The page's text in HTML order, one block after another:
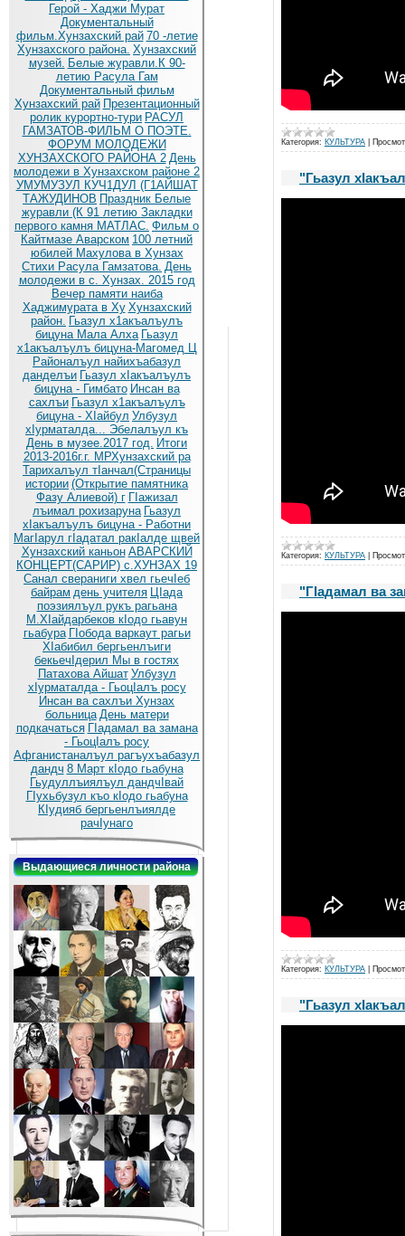
Герой - Хаджи Мурат
Документальный
фильм.Хунзахский рай 70 -летие
Хунзахского района. Хунзахский
музей. Белые журавли.К 90-
летию Расула Гам
Документальный фильм
Хунзахский рай Презентационный
ролик курортно-тури РАСУЛ
ГАМЗАТОВ-ФИЛЬМ О ПОЭТЕ.
ФОРУМ МОЛОДЕЖИ
ХУНЗАХСКОГО РАЙОНА 2 День
молодежи в Хунзахском районе 2
УМУМУЗУЛ КУЧ1ДУЛ (Г1АЙШАТ
ТАЖУДИНОВ Праздник Белые
журавли (К 91 летию Закладки
первого камня МАТЛАС. Фильм о
Кайтмазе Аварском 100 летний
юбилей Махулова в Хунзах
Стихи Расула Гамзатова. День
молодежи в с. Хунзах. 2015 год
Вечер памяти наиба
Хаджимурата в Ху Хунзахский
район. Гьазул х1акъалъулъ
бицуна Мала Алха Гьазул
х1акъалъулъ бицуна-Магомед Ц
Районалъул найихъабазул
данделъи Гьазул хIакъалъулъ
бицуна - Гимбато Инсан ва
сахлъи Гьазул х1акъалъулъ
бицуна - ХIайбул Улбузул
хIурматалда... Эбелалъул къ
День в музее.2017 год. Итоги
2013-2016г.г. МРХунзахский ра
Тарихалъул тIанчал(Страницы
истории (Открытие памятника
Фазу Алиевой) г ГIажизал
лъимал рохизаруна Гьазул
хIакъалъулъ бицуна - Работни
МагIарул гIадатал ракIалде щвей
Хунзахский каньон АВАРСКИЙ
КОНЦЕРТ(САРИР) с.ХУНЗАХ 19
Санал свераниги хвел гьечIеб
байрам день учителя ЦIада
поэзиялъул рукъ рагьана
М.ХIайдарбеков кIодо гьавун
гьабура ГIобода варкаут рагьи
ХIабибил бергьенлъиги
бекьечIдерил Мы в гостях
Патахова Айшат Улбузул
хIурматалда - ГьоцIалъ росу
Инсан ва сахлъи Хунзах
больница День матери
подкачаться ГIадамал ва замана
- ГьоцIалъ росу
Афганистаналъул рагъухъабазул
дандч 8 Март кIодо гьабуна
Гьудуллъиялъул дандчIвай
ГIухьбузул къо кIодо гьабуна
КIудияб бергьенлъиялде
рачIунаго
Выдающиеся личности района
Категория: КУЛЬТУРА
"Гьазул
Категория: КУЛЬТУРА
"ГIадамал ва
Категория: КУЛЬТУРА
"Гьазул